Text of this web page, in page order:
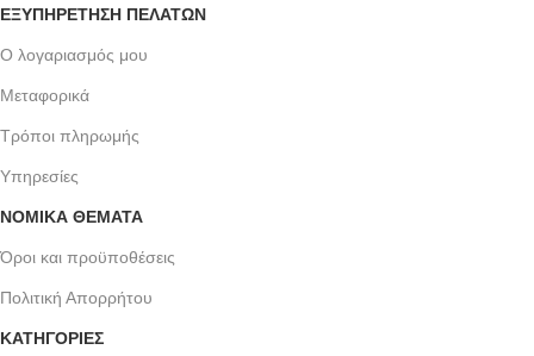
ΕΞΥΠΗΡΈΤΗΣΗ ΠΕΛΑΤΏΝ
Ο λογαριασμός μου
Μεταφορικά
Τρόποι πληρωμής
Υπηρεσίες
ΝΟΜΙΚΆ ΘΈΜΑΤΑ
Όροι και προϋποθέσεις
Πολιτική Απορρήτου
ΚΑΤΗΓΟΡΙΕΣ